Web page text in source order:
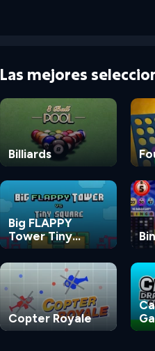
Las mejores
Billiards
Big FLAPPY
Tower Tiny
Square
Copter Royale